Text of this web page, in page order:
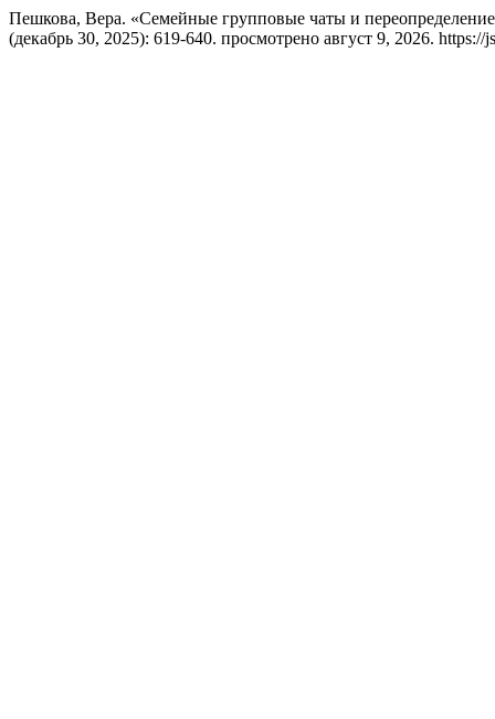
Пешкова, Вера. «Семейные групповые чаты и
(декабрь 30, 2025): 619-640. просмотрено август 9, 2026. https://